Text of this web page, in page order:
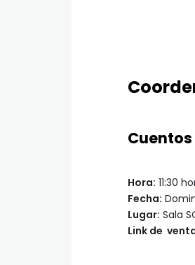
Hora: 11:30
Fecha:
Lugar: Sala
Link de